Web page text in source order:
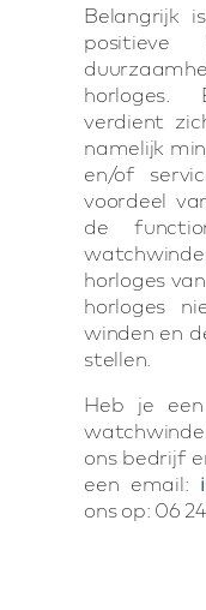
Belangrijk
horloges.
verdient
namelijk
en/of
voordeel
de
horloges
horloges
winden en
stellen.
Heb je
ons bedrijf
een email:
ons op: 06